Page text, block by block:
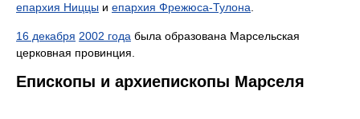
епархия Ниццы и епархия Фрежюса-Тулона
16 декабря 2002 года была образована Марсельская
церковная провинция.
Епископы и архиепископы Марселя